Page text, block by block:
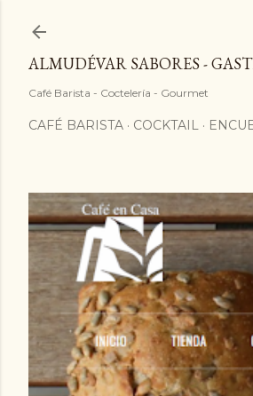
ALMUDÉVAR SABORES -
Café Barista - Coctelería - Gourmet
CAFÉ BARISTA COCKTAIL